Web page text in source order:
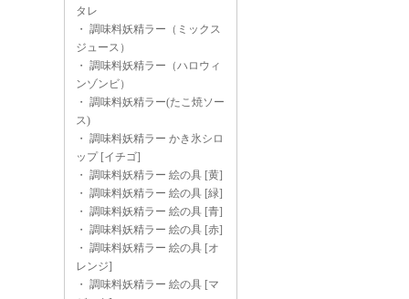
タレ
・ 調味料妖精ラー（ミックス
ジュース）
・ 調味料妖精ラー（ハロウィ
ンゾンビ）
・ 調味料妖精ラー(たこ焼ソー
ス)
・ 調味料妖精ラー かき氷シロ
ップ [イチゴ]
・ 調味料妖精ラー 絵の具 [黄]
・ 調味料妖精ラー 絵の具 [緑]
・ 調味料妖精ラー 絵の具 [青]
・ 調味料妖精ラー 絵の具 [赤]
・ 調味料妖精ラー 絵の具 [オ
レンジ]
・ 調味料妖精ラー 絵の具 [マ